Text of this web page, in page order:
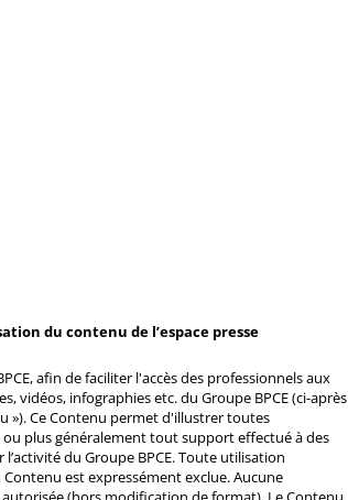
du contenu de l’espace presse
afin de faciliter l'accès des professionnels aux
vidéos, infographies etc. du Groupe BPCE (ci-après
»). Ce Contenu permet d'illustrer toutes
plus généralement tout support effectué à des
du Groupe BPCE. Toute utilisation
est expressément exclue. Aucune